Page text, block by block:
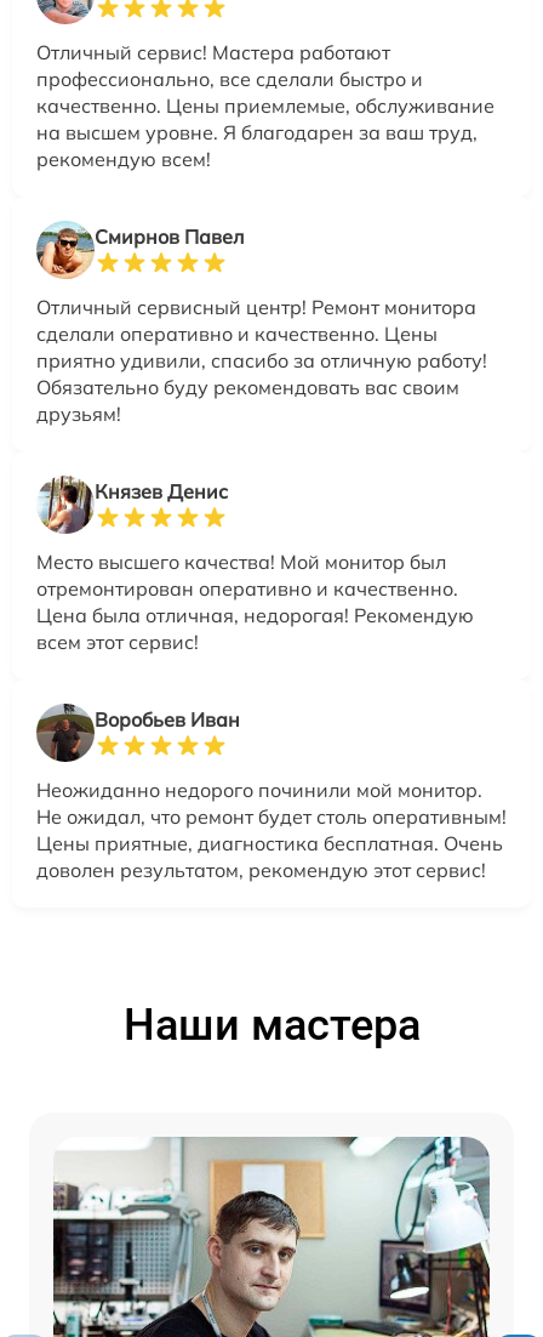
Отличный сервис! Мастера работают
профессионально, все сделали быстро и
качественно. Цены приемлемые, обслуживание
на высшем уровне. Я благодарен за ваш труд,
рекомендую всем!
Смирнов Павел
Отличный сервисный центр! Ремонт монитора
сделали оперативно и качественно. Цены
приятно удивили, спасибо за отличную работу!
Обязательно буду рекомендовать вас своим
друзьям!
Князев Денис
Место высшего качества! Мой монитор был
отремонтирован оперативно и качественно.
Цена была отличная, недорогая! Рекомендую
всем этот сервис!
Воробьев Иван
Неожиданно недорого починили мой монитор.
Не ожидал, что ремонт будет столь оперативным!
Цены приятные, диагностика бесплатная. Очень
доволен результатом, рекомендую этот сервис!
Наши мастера